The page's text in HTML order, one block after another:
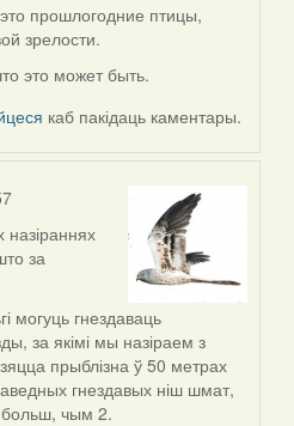
прошлогодние птицы,
зрелости.
это может быть.
каб пакідаць каментары.
за
могуць гнездаваць
за якімі мы назіраем з
прыблізна ў 50 метрах
гнездавых ніш шмат,
чым 2.